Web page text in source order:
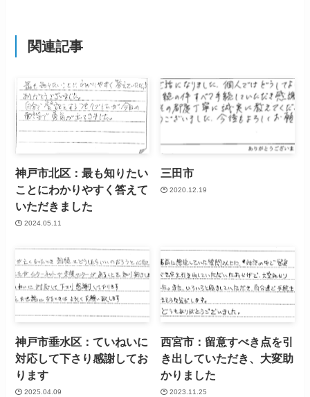
関連記事
神戸市北区：最も知りたい
ことにわかりやすく答えて
いただきました
2024.05.11
三田市
2020.12.19
神戸市垂水区：ていねいに
対応して下さり感謝してお
ります
2025.04.09
西宮市：留意すべき点を引
き出していただき、大変助
かりました
2023.11.25